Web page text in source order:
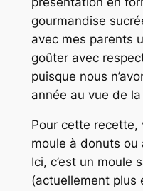
gourmandise
avec mes parents
goûter avec
puisque nous
année au vue de
Pour cette recette,
moule à donuts ou
Ici, c’est un moule
(actuellement plus